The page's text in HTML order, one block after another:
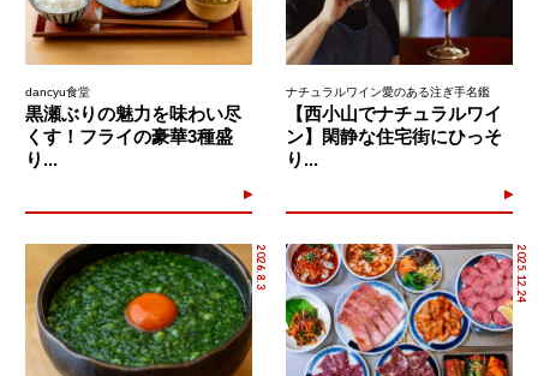
dancyu食堂
黒瀬ぶりの魅力を味わい尽
くす！フライの豪華3種盛
り...
ナチュラルワイン愛のある注ぎ手名鑑
【西小山でナチュラルワイ
ン】閑静な住宅街にひっそ
り...
2026.8.3 2025.12.24